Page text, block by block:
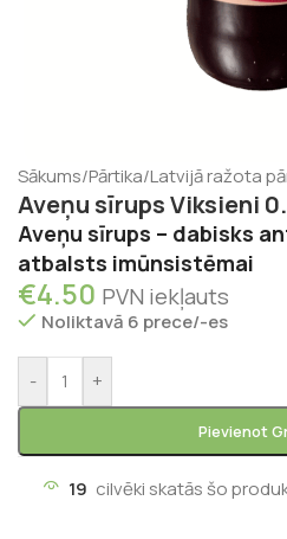
Sākums/Pārtika/Latvijā ražota
Aveņu sīrups Viksieni
Aveņu sīrups – dabisks
atbalsts imūnsistēmai
€4.50 PVN iekļauts
Noliktavā 6 prece/-es
- +
Pievienot
19 cilvēki skatās šo